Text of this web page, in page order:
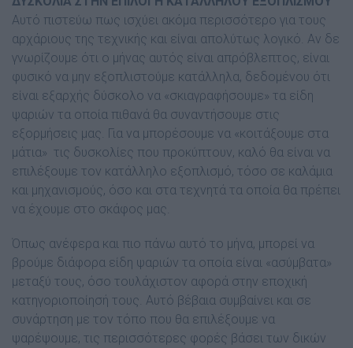
Αυτό πιστεύω πως ισχύει ακόµα περισσότερο για τους
αρχάριους της τεχνικής και είναι απολύτως λογικό. Αν δε
γνωρίζουµε ότι ο µήνας αυτός είναι απρόβλεπτος, είναι
φυσικό να µην εξοπλιστούµε κατάλληλα, δεδοµένου ότι
είναι εξαρχής δύσκολο να «σκιαγραφήσουµε» τα είδη
ψαριών τα οποία πιθανά θα συναντήσουµε στις
εξορµήσεις µας. Για να µπορέσουµε να «κοιτάξουµε στα
µάτια» τις δυσκολίες που προκύπτουν, καλό θα είναι να
επιλέξουµε τον κατάλληλο εξοπλισµό, τόσο σε καλάµια
και µηχανισµούς, όσο και στα τεχνητά τα οποία θα πρέπει
να έχουµε στο σκάφος µας.
Όπως ανέφερα και πιο πάνω αυτό το µήνα, µπορεί να
βρούµε διάφορα είδη ψαριών τα οποία είναι «ασύµβατα»
µεταξύ τους, όσο τουλάχιστον αφορά στην εποχική
κατηγοριοποίησή τους. Αυτό βέβαια συµβαίνει και σε
συνάρτηση µε τον τόπο που θα επιλέξουµε να
ψαρέψουμε, τις περισσότερες φορές βάσει των δικών